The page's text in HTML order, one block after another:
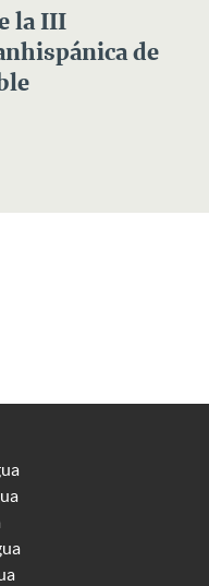
la III
de